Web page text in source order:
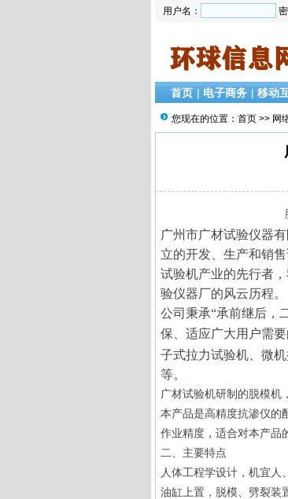
用户名：
首页 | 电子商务 | 移动
您现在的位置： 首页 >> 网
广州市广材试验仪器
立的开发、生产和销
试验机产业的先行者
验仪器厂的风云历程。
公司秉承“承前继后，
保、适应广大用户需
子式拉力试验机、微
等。
广材试验机研制的脱模机，
本产品是高精度抗渗仪的
作业精度，适合对本产品
二、主要特点
人体工程学设计，机宜人
油缸上置， 脱模、劈裂装